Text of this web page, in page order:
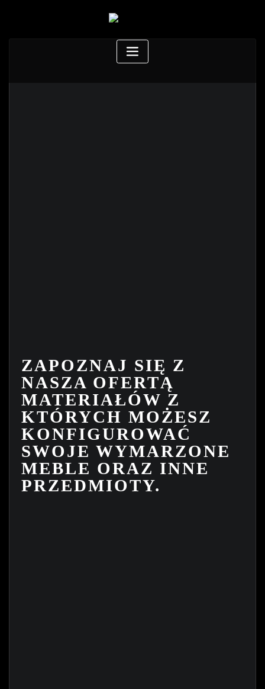
ZAPOZNAJ SIĘ Z
NASZA OFERTĄ
MATERIAŁÓW Z
KTÓRYCH MOŻESZ
KONFIGUROWAĆ
SWOJE WYMARZONE
MEBLE ORAZ INNE
PRZEDMIOTY.